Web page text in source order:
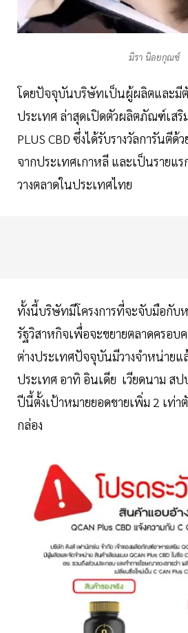
มิรา นิลยกุณช์
โดยปัจจุบันบริษัทเป็นผู้ผลิตและมี
ประเทศ ล่าสุดเปิดตัวผลิตภัณฑ์เสริ
PLUS CBD ซึ่งได้รับรางวัลการันตี
จากประเทศเกาหลี และเป็นรายแ
วางตลาดในประเทศไทย
ทั้งนี้บริษัทมีโครงการที่จะจับมือกับ
รัฐวิสาหกิจเพื่อจะขยายตลาดครอบ
ต่างประเทศปัจจุบันมีวางจำหน่ายแ
ประเทศ อาทิ อินเดีย เวียดนาม ส
ปีนี้ตั้งเป้าหมายยอดขายเพิ่ม 2 เท่า
กล่อง